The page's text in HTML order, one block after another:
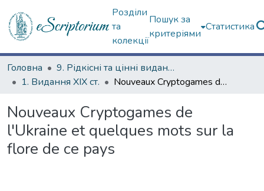
Розділи
та
колекції
Пошук за
критеріями
Статистика
Головна
9. Рідкісні та цінні видання
1. Видання ХІХ ст.
Nouveaux Cryptogames de l'Ukraine et quelques mots sur la flore de ce pays
Nouveaux Cryptogames de
l'Ukraine et quelques mots sur la
flore de ce pays